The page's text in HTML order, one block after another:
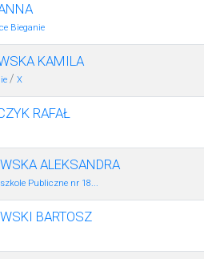
Bieganie
KAMILA
/ X
RAFAŁ
ALEKSANDRA
Publiczne nr 18...
BARTOSZ